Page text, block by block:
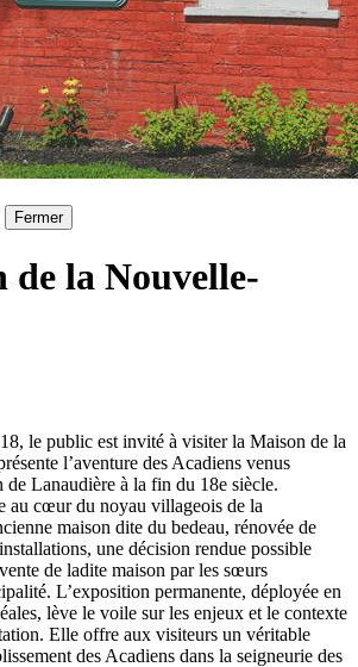
Fermer
de la Nouvelle-
le public est invité à visiter la Maison de la
l’aventure des Acadiens venus
de Lanaudière à la fin du 18e siècle.
au cœur du noyau villageois de la
maison dite du bedeau, rénovée de
une décision rendue possible
de ladite maison par les sœurs
L’exposition permanente, déployée en
lève le voile sur les enjeux et le contexte
Elle offre aux visiteurs un véritable
des Acadiens dans la seigneurie des